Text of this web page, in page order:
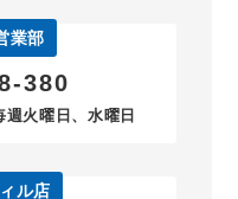
業部
380
火曜日、水曜日
ル店